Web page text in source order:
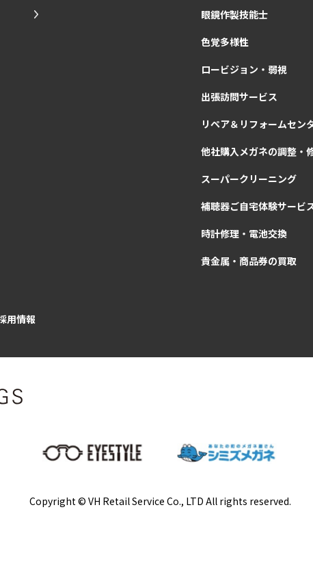
眼鏡作製技能士
色覚多様性
ロービジョン・弱視
出張訪問サービス
リペア＆リフォームセン
他社購入メガネの調整・
スーパークリーニング
補聴器ご自宅体験サービ
時計修理・電池交換
貴金属・商品券の買取
用情報
Copyright © VH Retail Service Co., LTD All rights reserved.